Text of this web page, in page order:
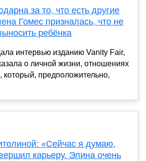
за то, что есть другие
Гомес призналась, что не
ребёнка
интервью изданию Vanity Fair,
о личной жизни, отношениях
который, предположительно,
«Сейчас я думаю,
карьеру. Элина очень